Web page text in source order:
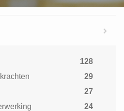
128
29
27
24